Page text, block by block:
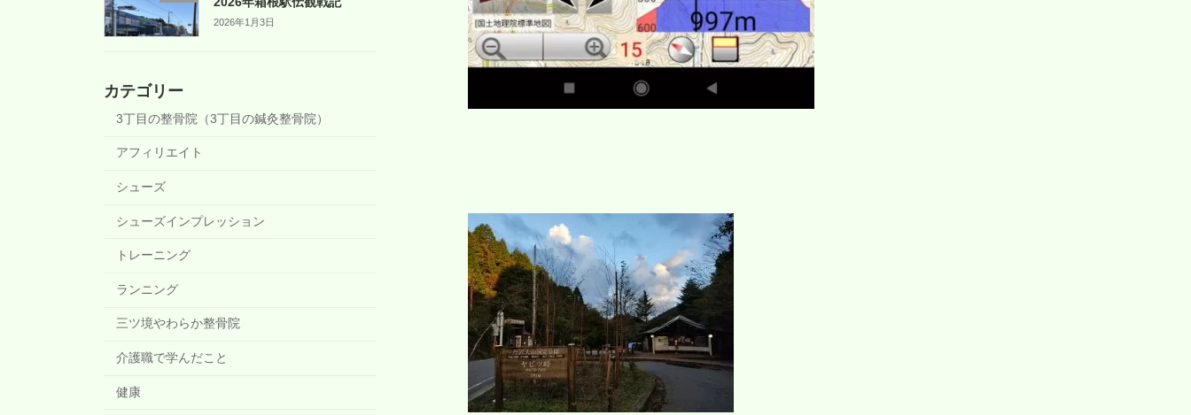
2026年1月3日
カテゴリー
3丁目の整骨院（3丁目の鍼灸整骨院）
アフィリエイト
シューズ
シューズインプレッション
トレーニング
ランニング
三ツ境やわらか整骨院
介護職で学んだこと
健康